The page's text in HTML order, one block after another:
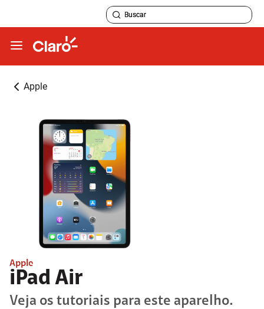
Apple
Apple
iPad Air
Veja os tutoriais para este aparelho.